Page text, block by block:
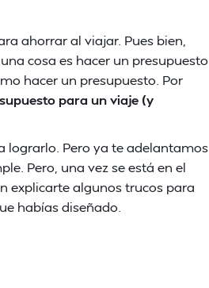
ahorrar al viajar. Pues bien,
cosa es hacer un presupuesto
hacer un presupuesto. Por
para un viaje (y
lograrlo. Pero ya te adelantamos
Pero, una vez se está en el
explicarte algunos trucos para
habías diseñado.